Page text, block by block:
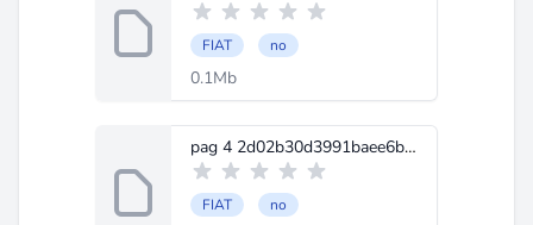
FIAT no
0.1Mb
pag 4 2d02b30d3991baee6bbe4c77a1177841o.jpg
FIAT no